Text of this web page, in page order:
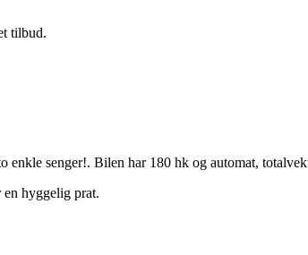
tilbud.
senger!. Bilen har 180 hk og automat,
hyggelig prat.